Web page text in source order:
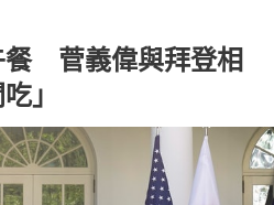
餐 菅義偉與拜登相
」